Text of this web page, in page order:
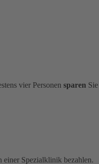
vier Personen sparen Sie
einer Spezialklinik bezahlen.